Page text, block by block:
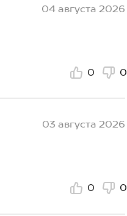
04 августа 2026
0 0
03 августа 2026
0 0